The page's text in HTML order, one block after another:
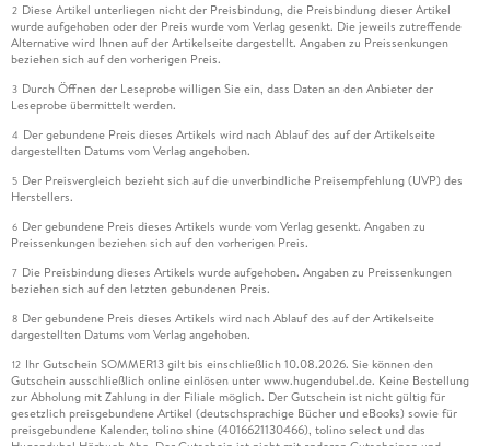
2 Diese Artikel unterliegen nicht der Preisbindung, die Preisbindung dieser Artikel
wurde aufgehoben oder der Preis wurde vom Verlag gesenkt. Die jeweils zutreffende
Alternative wird Ihnen auf der Artikelseite dargestellt. Angaben zu Preissenkungen
beziehen sich auf den vorherigen Preis.
3 Durch Öffnen der Leseprobe willigen Sie ein, dass Daten an den Anbieter der
Leseprobe übermittelt werden.
4 Der gebundene Preis dieses Artikels wird nach Ablauf des auf der Artikelseite
dargestellten Datums vom Verlag angehoben.
5 Der Preisvergleich bezieht sich auf die unverbindliche Preisempfehlung (UVP) des
Herstellers.
6 Der gebundene Preis dieses Artikels wurde vom Verlag gesenkt. Angaben zu
Preissenkungen beziehen sich auf den vorherigen Preis.
7 Die Preisbindung dieses Artikels wurde aufgehoben. Angaben zu Preissenkungen
beziehen sich auf den letzten gebundenen Preis.
8 Der gebundene Preis dieses Artikels wird nach Ablauf des auf der Artikelseite
dargestellten Datums vom Verlag angehoben.
12 Ihr Gutschein SOMMER13 gilt bis einschließlich 10.08.2026. Sie können den
Gutschein ausschließlich online einlösen unter www.hugendubel.de. Keine Bestellung
zur Abholung mit Zahlung in der Filiale möglich. Der Gutschein ist nicht gültig für
gesetzlich preisgebundene Artikel (deutschsprachige Bücher und eBooks) sowie für
preisgebundene Kalender, tolino shine (4016621130466), tolino select und das